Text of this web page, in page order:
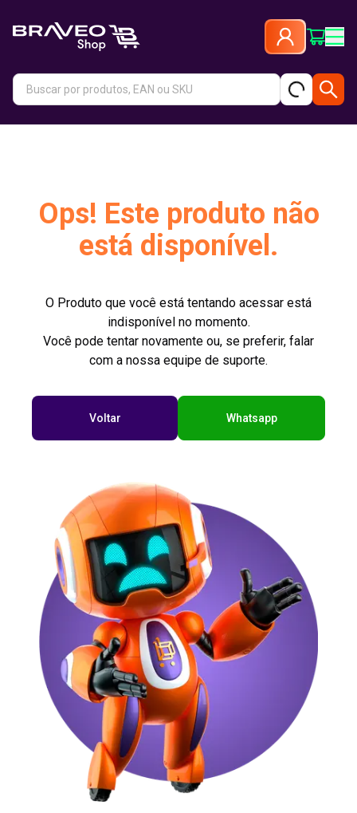
Ops! Este produto não
está disponível.
O Produto que você está tentando acessar está
indisponível no momento.
Você pode tentar novamente ou, se preferir, falar
com a nossa equipe de suporte.
Voltar Whatsapp